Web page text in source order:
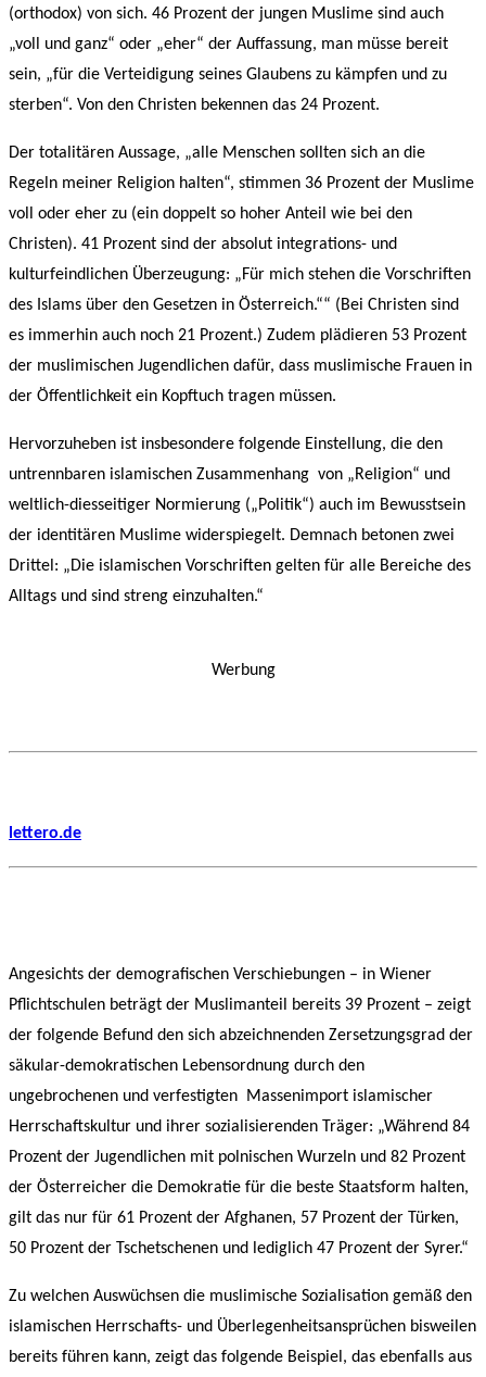
(orthodox) von sich. 46 Prozent der jungen Muslime sind auch
„voll und ganz“ oder „eher“ der Auffassung, man müsse bereit
sein, „für die Verteidigung seines Glaubens zu kämpfen und zu
sterben“. Von den Christen bekennen das 24 Prozent.
Der totalitären Aussage, „alle Menschen sollten sich an die
Regeln meiner Religion halten“, stimmen 36 Prozent der Muslime
voll oder eher zu (ein doppelt so hoher Anteil wie bei den
Christen). 41 Prozent sind der absolut integrations- und
kulturfeindlichen Überzeugung: „Für mich stehen die Vorschriften
des Islams über den Gesetzen in Österreich.““ (Bei Christen sind
es immerhin auch noch 21 Prozent.) Zudem plädieren 53 Prozent
der muslimischen Jugendlichen dafür, dass muslimische Frauen in
der Öffentlichkeit ein Kopftuch tragen müssen.
Hervorzuheben ist insbesondere folgende Einstellung, die den
untrennbaren islamischen Zusammenhang von „Religion“ und
weltlich-diesseitiger Normierung („Politik“) auch im Bewusstsein
der identitären Muslime widerspiegelt. Demnach betonen zwei
Drittel: „Die islamischen Vorschriften gelten für alle Bereiche des
Alltags und sind streng einzuhalten.“
Werbung
lettero.de
Angesichts der demografischen Verschiebungen – in Wiener
Pflichtschulen beträgt der Muslimanteil bereits 39 Prozent – zeigt
der folgende Befund den sich abzeichnenden Zersetzungsgrad der
säkular-demokratischen Lebensordnung durch den
ungebrochenen und verfestigten Massenimport islamischer
Herrschaftskultur und ihrer sozialisierenden Träger: „Während 84
Prozent der Jugendlichen mit polnischen Wurzeln und 82 Prozent
der Österreicher die Demokratie für die beste Staatsform halten,
gilt das nur für 61 Prozent der Afghanen, 57 Prozent der Türken,
50 Prozent der Tschetschenen und lediglich 47 Prozent der Syrer.“
Zu welchen Auswüchsen die muslimische Sozialisation gemäß den
islamischen Herrschafts- und Überlegenheitsansprüchen bisweilen
bereits führen kann, zeigt das folgende Beispiel, das ebenfalls aus